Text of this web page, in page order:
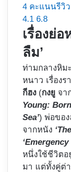
4 คะแนนรีวิ
4.1 6.8
เรื่องย่
ลืม’
ท่ามกลางหิม
หนาว เรื่อง
กีฮง (กงยู จา
Young: Born
Sea’) พ่อขอ
จากหนัง
หนึ่งใช้ชีวิตอ
มา แต่ทั้งคู่ต่